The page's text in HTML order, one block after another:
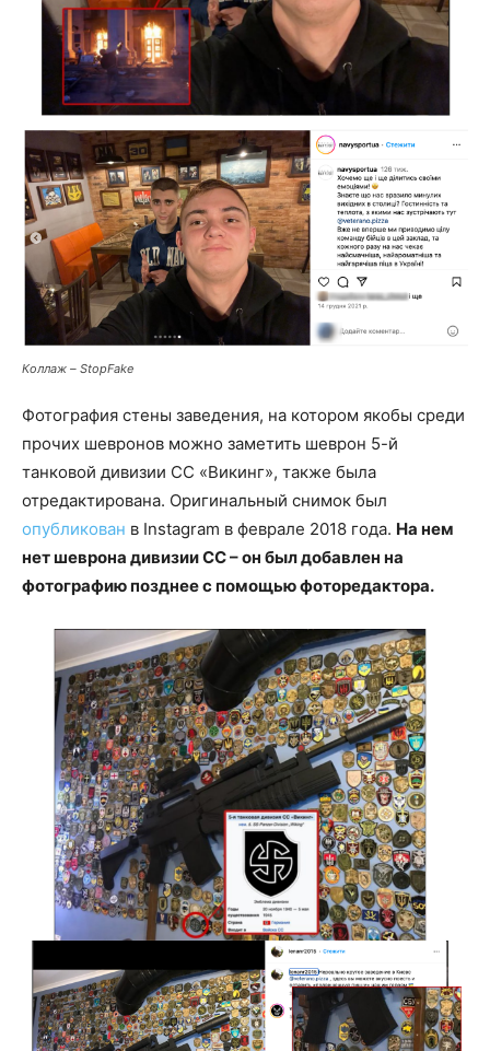
Коллаж – StopFake
Фотография стены заведения, на котором якобы среди
прочих шевронов можно заметить шеврон 5-й
танковой дивизии СС «Викинг», также была
отредактирована. Оригинальный снимок был
опубликован в Instagram в феврале 2018 года. На нем
нет шеврона дивизии СС – он был добавлен на
фотографию позднее с помощью фоторедактора.